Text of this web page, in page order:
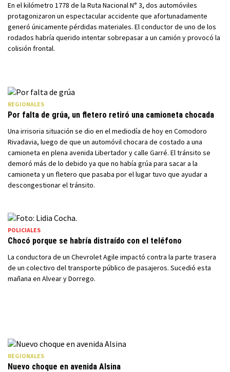
En el kilómetro 1778 de la Ruta Nacional N° 3, dos automóviles
protagonizaron un espectacular accidente que afortunadamente
generó únicamente pérdidas materiales. El conductor de uno de los
rodados habría querido intentar sobrepasar a un camión y provocó la
colisión frontal.
REGIONALES
Por falta de grúa, un fletero retiró una camioneta chocada
Una irrisoria situación se dio en el mediodía de hoy en Comodoro
Rivadavia, luego de que un automóvil chocara de costado a una
camioneta en plena avenida Libertador y calle Garré. El tránsito se
demoró más de lo debido ya que no había grúa para sacar a la
camioneta y un fletero que pasaba por el lugar tuvo que ayudar a
descongestionar el tránsito.
POLICIALES
Chocó porque se habría distraído con el teléfono
La conductora de un Chevrolet Agile impactó contra la parte trasera
de un colectivo del transporte público de pasajeros. Sucedió esta
mañana en Alvear y Dorrego.
REGIONALES
Nuevo choque en avenida Alsina